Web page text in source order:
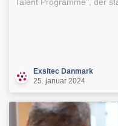
Exsitec Danmark
25. januar 2024